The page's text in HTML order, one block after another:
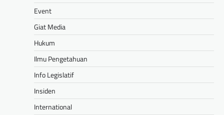
Event
Giat Media
Hukum
Ilmu Pengetahuan
Info Legislatif
Insiden
International